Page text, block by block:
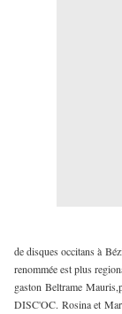
de disques occitans à
renommée est plus
gaston Beltrame
DISC'OC. Rosina et